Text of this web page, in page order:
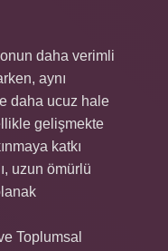
daha verimli
aynı
daha ucuz hale
gelişmekte
katkı
uzun ömürlü
Toplumsal